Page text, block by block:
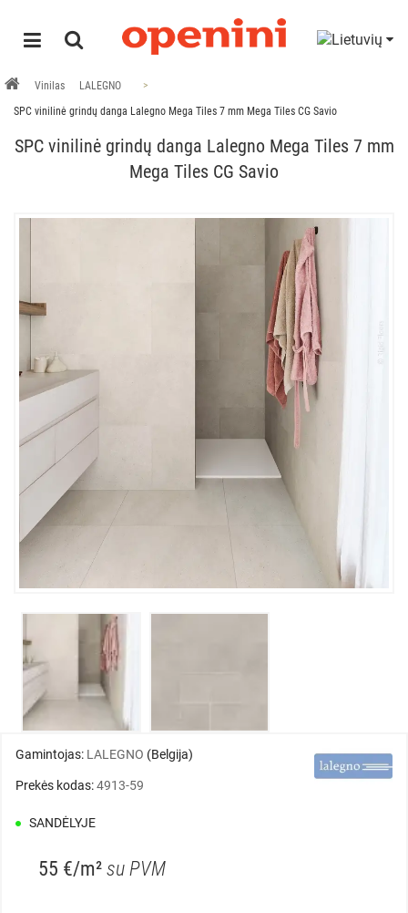
Vinilas
LALEGNO
SPC vinilinė grindų danga Lalegno Mega Tiles 7 mm Mega Tiles CG Savio
SPC vinilinė grindų danga Lalegno Mega Tiles 7 mm
Mega Tiles CG Savio
Gamintojas: LALEGNO (Belgija)
Prekės kodas:4913-59
SANDĖLYJE
55 €/m² su PVM